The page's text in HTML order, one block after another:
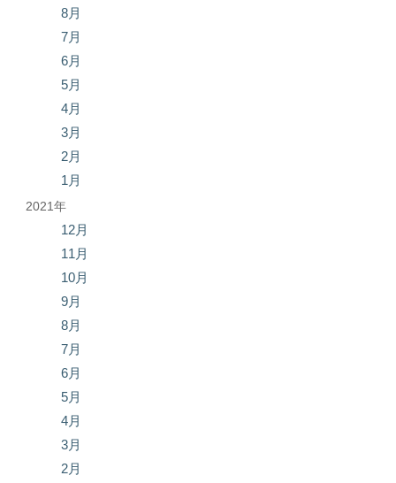
8月
7月
6月
5月
4月
3月
2月
1月
2021年
12月
11月
10月
9月
8月
7月
6月
5月
4月
3月
2月